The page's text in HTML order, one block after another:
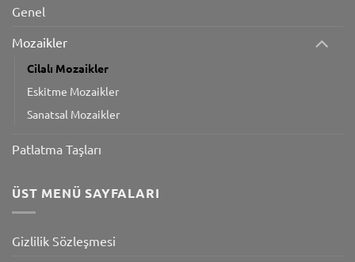
Genel
Mozaikler
Cilalı Mozaikler
Eskitme Mozaikler
Sanatsal Mozaikler
Patlatma Taşları
ÜST MENÜ SAYFALARI
Gizlilik Sözleşmesi